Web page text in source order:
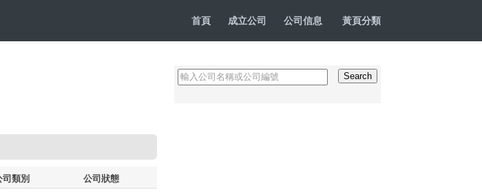
首頁 成立公司 公司信息 黃頁分類
司類別 公司狀態